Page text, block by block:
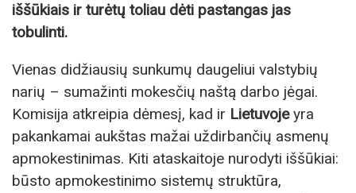
iššūkiais ir turėtų toliau dėti pastangas jas
tobulinti.
Vienas didžiausių sunkumų daugeliui valstybių
narių – sumažinti mokesčių naštą darbo jėgai.
Komisija atkreipia dėmesį, kad ir Lietuvojeyra
pakankamai aukštas mažai uždirbančių asmenų
apmokestinimas. Kiti ataskaitoje nurodyti iššūkiai:
būsto apmokestinimo sistemų struktūra,